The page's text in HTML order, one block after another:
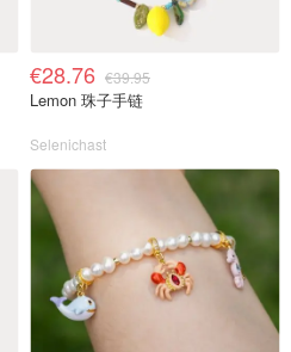
€28.76 €39.95
Lemon 珠子手链
Selenichast